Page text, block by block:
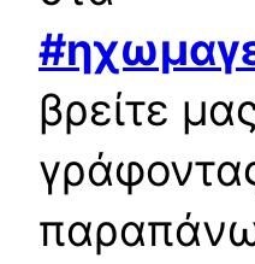
βρείτε